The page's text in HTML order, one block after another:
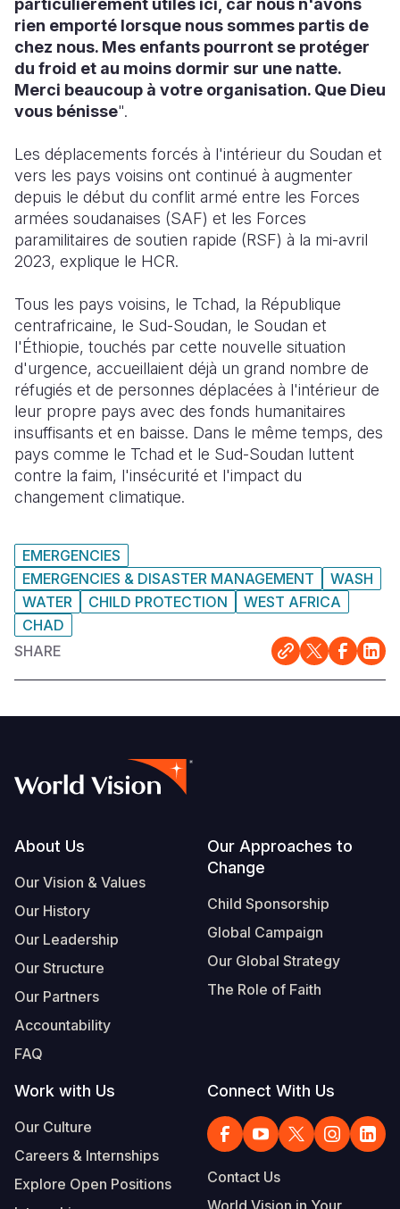
particulièrement utiles ici, car nous n'avons
rien emporté lorsque nous sommes partis de
chez nous. Mes enfants pourront se protéger
du froid et au moins dormir sur une natte.
Merci beaucoup à votre organisation. Que Dieu
vous bénisse".
Les déplacements forcés à l'intérieur du Soudan et
vers les pays voisins ont continué à augmenter
depuis le début du conflit armé entre les Forces
armées soudanaises (SAF) et les Forces
paramilitaires de soutien rapide (RSF) à la mi-avril
2023, explique le HCR.
Tous les pays voisins, le Tchad, la République
centrafricaine, le Sud-Soudan, le Soudan et
l'Éthiopie, touchés par cette nouvelle situation
d'urgence, accueillaient déjà un grand nombre de
réfugiés et de personnes déplacées à l'intérieur de
leur propre pays avec des fonds humanitaires
insuffisants et en baisse. Dans le même temps, des
pays comme le Tchad et le Sud-Soudan luttent
contre la faim, l'insécurité et l'impact du
changement climatique.
EMERGENCIES
EMERGENCIES & DISASTER MANAGEMENT
WASH
WATER
CHILD PROTECTION
WEST AFRICA
CHAD
SHARE
Footer
About Us
Our Vision & Values
Our History
Our Leadership
Our Structure
Our Partners
Accountability
FAQ
Our Approaches to
Change
Child Sponsorship
Global Campaign
Our Global Strategy
The Role of Faith
Work with Us
Our Culture
Careers & Internships
Explore Open Positions
Connect With Us
Contact Us